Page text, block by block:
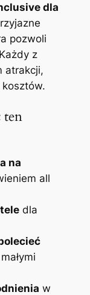
dla
pozwoli
z
atrakcji,
ten
na
all
dla
w